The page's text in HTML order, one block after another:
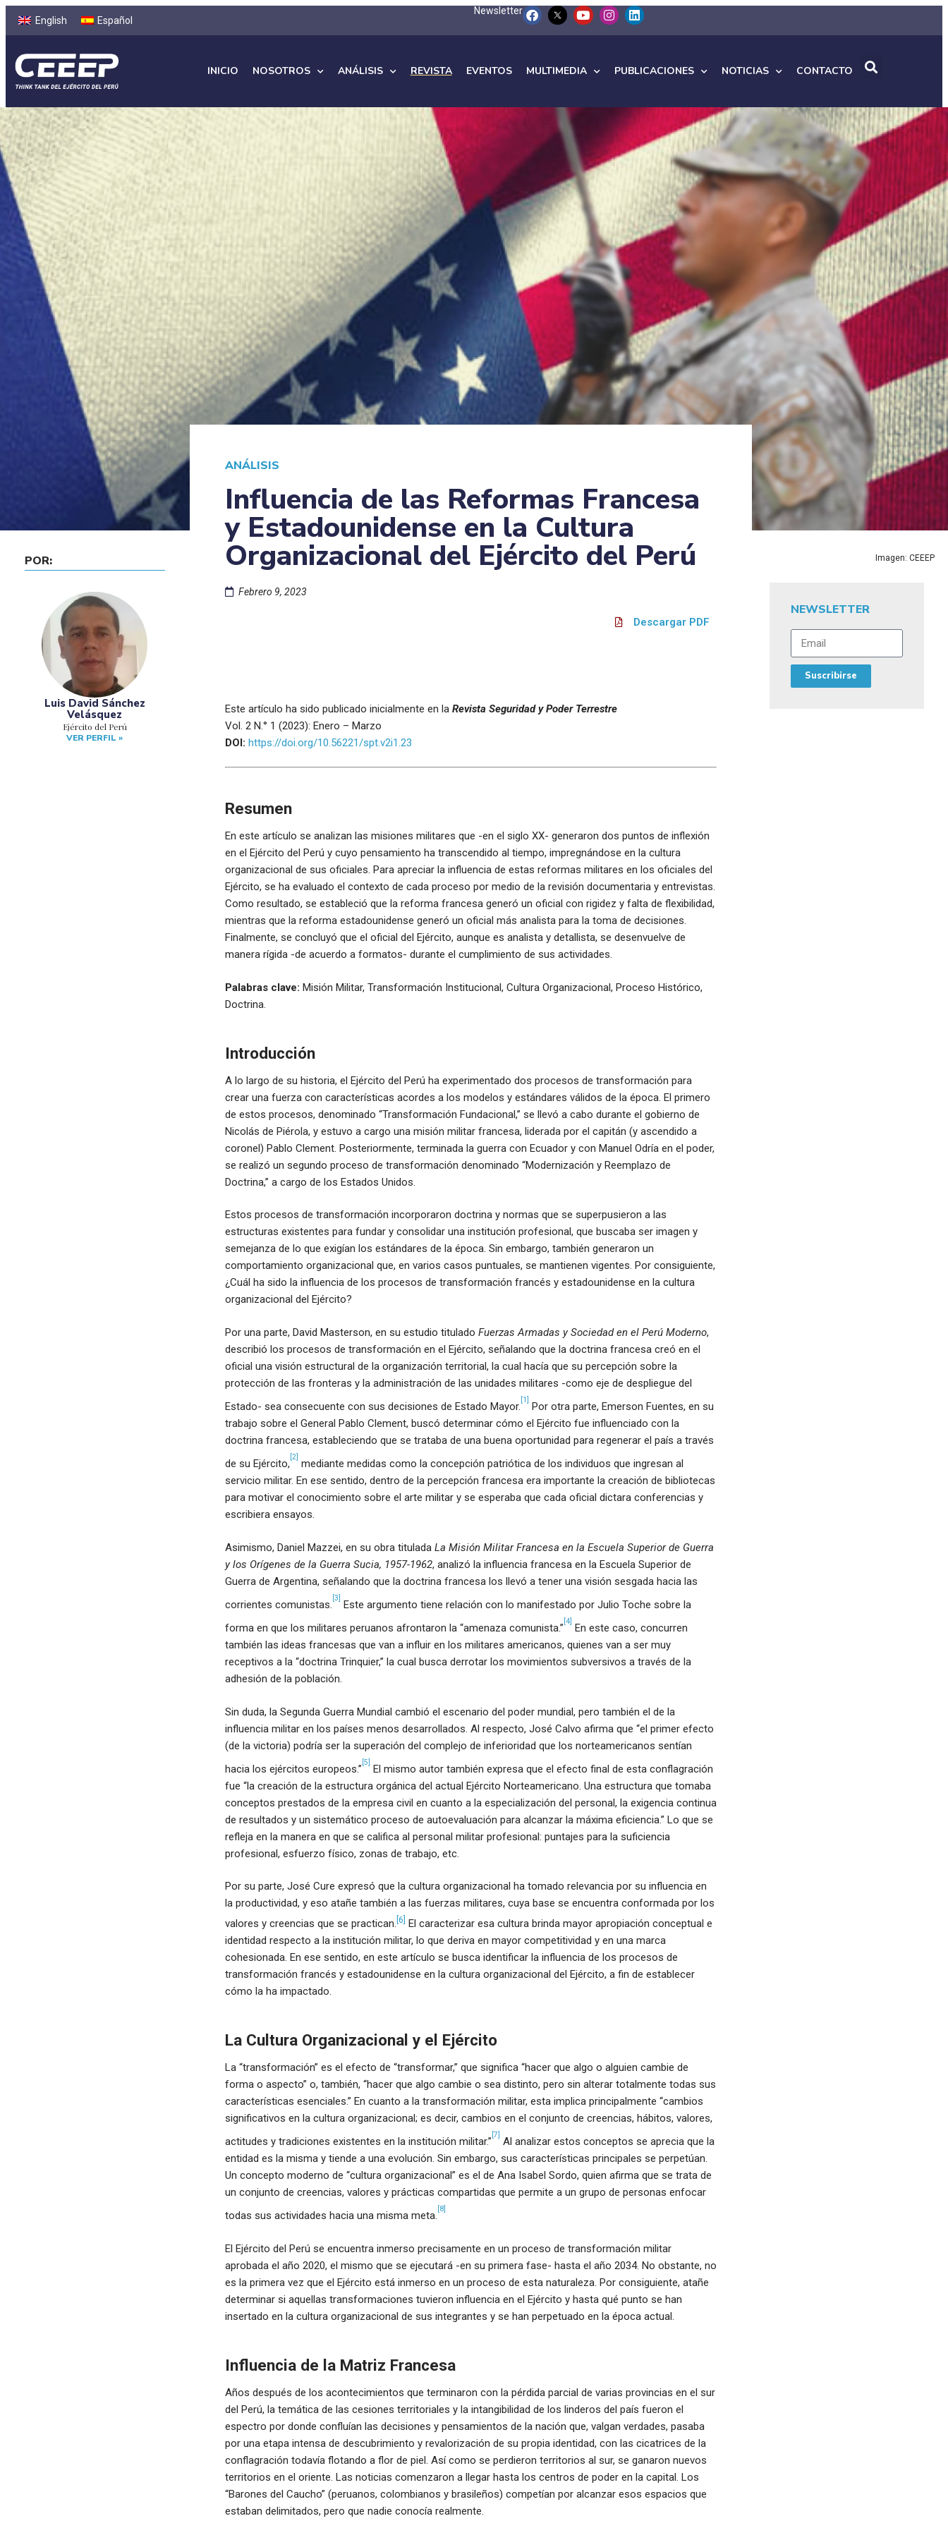
English Español
Newsletter
INICIO NOSOTROS ANÁLISIS REVISTA EVENTOS MULTIMEDIA PUBLICACIONES NOTICIAS CONTACTO
POR:
Luis David Sánchez
Velásquez
Ejército del Perú
VER PERFIL »
ANÁLISIS
Influencia de las Reformas Francesa
y Estadounidense en la Cultura
Organizacional del Ejército del Perú
Febrero 9, 2023
Descargar PDF
Este artículo ha sido publicado inicialmente en la Revista Seguridad y Poder Terrestre
Vol. 2 N.° 1 (2023): Enero – Marzo
DOI: https://doi.org/10.56221/spt.v2i1.23
Resumen
En este artículo se analizan las misiones militares que -en el siglo XX- generaron dos puntos de inflexión
en el Ejército del Perú y cuyo pensamiento ha transcendido al tiempo, impregnándose en la cultura
organizacional de sus oficiales. Para apreciar la influencia de estas reformas militares en los oficiales del
Ejército, se ha evaluado el contexto de cada proceso por medio de la revisión documentaria y entrevistas.
Como resultado, se estableció que la reforma francesa generó un oficial con rigidez y falta de flexibilidad,
mientras que la reforma estadounidense generó un oficial más analista para la toma de decisiones.
Finalmente, se concluyó que el oficial del Ejército, aunque es analista y detallista, se desenvuelve de
manera rígida -de acuerdo a formatos- durante el cumplimiento de sus actividades.
Palabras clave: Misión Militar, Transformación Institucional, Cultura Organizacional, Proceso Histórico,
Doctrina.
Introducción
A lo largo de su historia, el Ejército del Perú ha experimentado dos procesos de transformación para
crear una fuerza con características acordes a los modelos y estándares válidos de la época. El primero
de estos procesos, denominado “Transformación Fundacional,” se llevó a cabo durante el gobierno de
Nicolás de Piérola, y estuvo a cargo una misión militar francesa, liderada por el capitán (y ascendido a
coronel) Pablo Clement. Posteriormente, terminada la guerra con Ecuador y con Manuel Odría en el poder,
se realizó un segundo proceso de transformación denominado “Modernización y Reemplazo de
Doctrina,” a cargo de los Estados Unidos.
Estos procesos de transformación incorporaron doctrina y normas que se superpusieron a las
estructuras existentes para fundar y consolidar una institución profesional, que buscaba ser imagen y
semejanza de lo que exigían los estándares de la época. Sin embargo, también generaron un
comportamiento organizacional que, en varios casos puntuales, se mantienen vigentes. Por consiguiente,
¿Cuál ha sido la influencia de los procesos de transformación francés y estadounidense en la cultura
organizacional del Ejército?
Por una parte, David Masterson, en su estudio titulado Fuerzas Armadas y Sociedad en el Perú Moderno,
describió los procesos de transformación en el Ejército, señalando que la doctrina francesa creó en el
oficial una visión estructural de la organización territorial, la cual hacía que su percepción sobre la
protección de las fronteras y la administración de las unidades militares -como eje de despliegue del
Estado- sea consecuente con sus decisiones de Estado Mayor.
[1]
Por otra parte, Emerson Fuentes, en su
trabajo sobre el General Pablo Clement, buscó determinar cómo el Ejército fue influenciado con la
doctrina francesa, estableciendo que se trataba de una buena oportunidad para regenerar el país a través
de su Ejército,
[2]
mediante medidas como la concepción patriótica de los individuos que ingresan al
servicio militar. En ese sentido, dentro de la percepción francesa era importante la creación de bibliotecas
para motivar el conocimiento sobre el arte militar y se esperaba que cada oficial dictara conferencias y
escribiera ensayos.
Asimismo, Daniel Mazzei, en su obra titulada La Misión Militar Francesa en la Escuela Superior de Guerra
y los Orígenes de la Guerra Sucia, 1957-1962, analizó la influencia francesa en la Escuela Superior de
Guerra de Argentina, señalando que la doctrina francesa los llevó a tener una visión sesgada hacia las
corrientes comunistas.
[3]
Este argumento tiene relación con lo manifestado por Julio Toche sobre la
forma en que los militares peruanos afrontaron la “amenaza comunista.”
[4]
En este caso, concurren
también las ideas francesas que van a influir en los militares americanos, quienes van a ser muy
receptivos a la “doctrina Trinquier,” la cual busca derrotar los movimientos subversivos a través de la
adhesión de la población.
Sin duda, la Segunda Guerra Mundial cambió el escenario del poder mundial, pero también el de la
influencia militar en los países menos desarrollados. Al respecto, José Calvo afirma que “el primer efecto
(de la victoria) podría ser la superación del complejo de inferioridad que los norteamericanos sentían
hacia los ejércitos europeos.”
[5]
El mismo autor también expresa que el efecto final de esta conflagración
fue “la creación de la estructura orgánica del actual Ejército Norteamericano. Una estructura que tomaba
conceptos prestados de la empresa civil en cuanto a la especialización del personal, la exigencia continua
de resultados y un sistemático proceso de autoevaluación para alcanzar la máxima eficiencia.” Lo que se
refleja en la manera en que se califica al personal militar profesional: puntajes para la suficiencia
profesional, esfuerzo físico, zonas de trabajo, etc.
Por su parte, José Cure expresó que la cultura organizacional ha tomado relevancia por su influencia en
la productividad, y eso atañe también a las fuerzas militares, cuya base se encuentra conformada por los
valores y creencias que se practican. [6] El caracterizar esa cultura brinda mayor apropiación conceptual e
identidad respecto a la institución militar, lo que deriva en mayor competitividad y en una marca
cohesionada. En ese sentido, en este artículo se busca identificar la influencia de los procesos de
transformación francés y estadounidense en la cultura organizacional del Ejército, a fin de establecer
cómo la ha impactado.
La Cultura Organizacional y el Ejército
La “transformación” es el efecto de “transformar,” que significa “hacer que algo o alguien cambie de
forma o aspecto” o, también, “hacer que algo cambie o sea distinto, pero sin alterar totalmente todas sus
características esenciales.” En cuanto a la transformación militar, esta implica principalmente “cambios
significativos en la cultura organizacional; es decir, cambios en el conjunto de creencias, hábitos, valores,
actitudes y tradiciones existentes en la institución militar.”
[7]
Al analizar estos conceptos se aprecia que la
entidad es la misma y tiende a una evolución. Sin embargo, sus características principales se perpetúan.
Un concepto moderno de “cultura organizacional” es el de Ana Isabel Sordo, quien afirma que se trata de
un conjunto de creencias, valores y prácticas compartidas que permite a un grupo de personas enfocar
todas sus actividades hacia una misma meta.
[8]
El Ejército del Perú se encuentra inmerso precisamente en un proceso de transformación militar
aprobada el año 2020, el mismo que se ejecutará -en su primera fase- hasta el año 2034. No obstante, no
es la primera vez que el Ejército está inmerso en un proceso de esta naturaleza. Por consiguiente, atañe
determinar si aquellas transformaciones tuvieron influencia en el Ejército y hasta qué punto se han
insertado en la cultura organizacional de sus integrantes y se han perpetuado en la época actual.
Influencia de la Matriz Francesa
Años después de los acontecimientos que terminaron con la pérdida parcial de varias provincias en el sur
del Perú, la temática de las cesiones territoriales y la intangibilidad de los linderos del país fueron el
espectro por donde confluían las decisiones y pensamientos de la nación que, valgan verdades, pasaba
por una etapa intensa de descubrimiento y revalorización de su propia identidad, con las cicatrices de la
conflagración todavía flotando a flor de piel. Así como se perdieron territorios al sur, se ganaron nuevos
territorios en el oriente. Las noticias comenzaron a llegar hasta los centros de poder en la capital. Los
“Barones del Caucho” (peruanos, colombianos y brasileños) competían por alcanzar esos espacios que
estaban delimitados, pero que nadie conocía realmente.
Imagen: CEEEP
NEWSLETTER
Suscribirse